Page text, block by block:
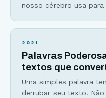
nosso cérebro usa
analogias grudam na
fácil compreensão. As
uma palavra por
2021
Palavras
textos que
Uma simples palavra
derrubar seu texto.